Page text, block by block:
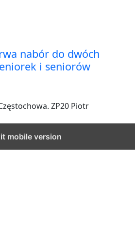
nabór do dwóch
i seniorów
ZP20 Piotr
mobile version